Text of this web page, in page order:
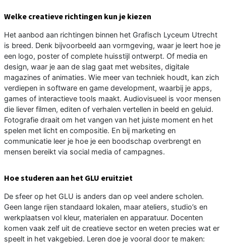
Welke creatieve richtingen kun je kiezen
Het aanbod aan richtingen binnen het Grafisch Lyceum Utrecht
is breed. Denk bijvoorbeeld aan vormgeving, waar je leert hoe je
een logo, poster of complete huisstijl ontwerpt. Of media en
design, waar je aan de slag gaat met websites, digitale
magazines of animaties. Wie meer van techniek houdt, kan zich
verdiepen in software en game development, waarbij je apps,
games of interactieve tools maakt. Audiovisueel is voor mensen
die liever filmen, editen of verhalen vertellen in beeld en geluid.
Fotografie draait om het vangen van het juiste moment en het
spelen met licht en compositie. En bij marketing en
communicatie leer je hoe je een boodschap overbrengt en
mensen bereikt via social media of campagnes.
Hoe studeren aan het GLU eruitziet
De sfeer op het GLU is anders dan op veel andere scholen.
Geen lange rijen standaard lokalen, maar ateliers, studio’s en
werkplaatsen vol kleur, materialen en apparatuur. Docenten
komen vaak zelf uit de creatieve sector en weten precies wat er
speelt in het vakgebied. Leren doe je vooral door te maken: